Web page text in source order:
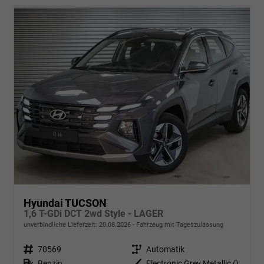
Hyundai TUCSON
1,6 T-GDi DCT 2wd Style - LAGER
unverbindliche Lieferzeit: 20.08.2026 Fahrzeug mit Tageszulassung
Fahrzeugnr. 70569 Getriebe Automatik